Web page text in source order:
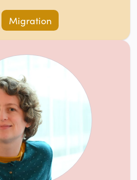
Migration